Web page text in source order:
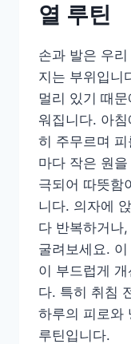
열 루틴
손과 발은 우
지는 부위입니
멀리 있기 때
워집니다. 아
히 주무르며
마다 작은 원
극되어 따뜻함
니다. 의자에
다 반복하거나
굴려보세요.
이 부드럽게
다. 특히 취침
하루의 피로와
루틴입니다.